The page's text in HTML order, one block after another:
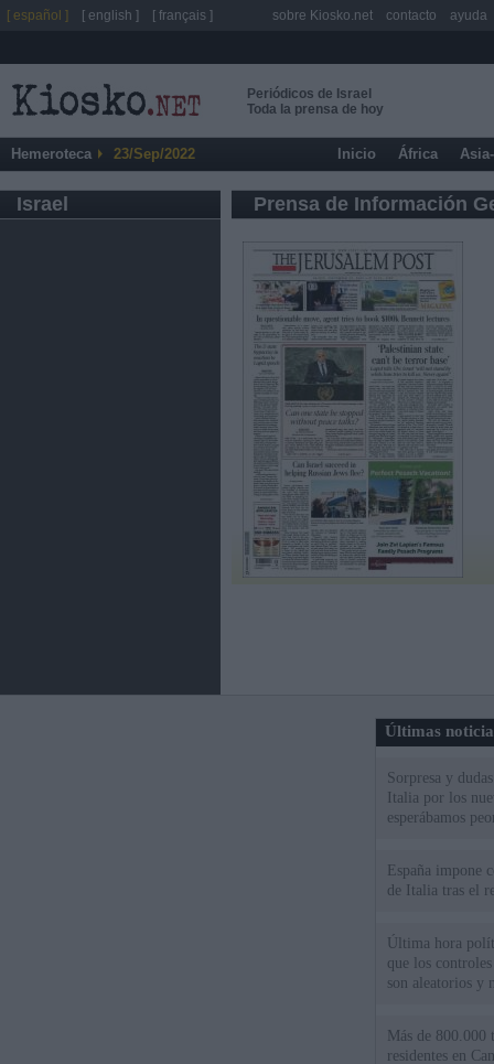
Periódicos de Israel
Toda la prensa de hoy
Hemeroteca 23/Sep/2022 Inicio África
Israel Prensa de Información
Últimas
Sorpresa y
Italia por los
esperábamos
España impone
de Italia tras el
Última hora
que los
son aleatorios y
Más de 800.000
residentes en
[ español ] [ english ] [ français ] sobre Kiosko.net contacto ayuda